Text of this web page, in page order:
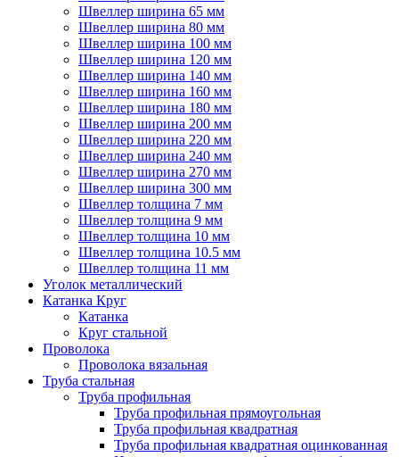
Швеллер ширина 65 мм
Швеллер ширина 80 мм
Швеллер ширина 100 мм
Швеллер ширина 120 мм
Швеллер ширина 140 мм
Швеллер ширина 160 мм
Швеллер ширина 180 мм
Швеллер ширина 200 мм
Швеллер ширина 220 мм
Швеллер ширина 240 мм
Швеллер ширина 270 мм
Швеллер ширина 300 мм
Швеллер толщина 7 мм
Швеллер толщина 9 мм
Швеллер толщина 10 мм
Швеллер толщина 10.5 мм
Швеллер толщина 11 мм
Уголок металлический
Катанка Круг
Катанка
Круг стальной
Проволока
Проволока вязальная
Труба стальная
Труба профильная
Труба профильная прямоугольная
Труба профильная квадратная
Труба профильная квадратная оцинкованная